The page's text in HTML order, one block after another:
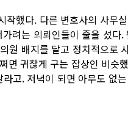
작했다. 다른 변호사의 사무
려는 의뢰인들이 줄을 섰
원 배지를 달고 정치적으로
면 귀찮게 구는 잡상인 비슷
고. 저녁이 되면 아무도 없